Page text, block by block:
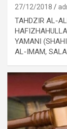
27/12/2018
TAHDZIR AL-
YAMANI
AL-IMAM,